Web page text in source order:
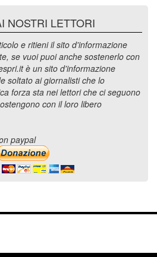
NOSTRI LETTORI
e ritieni il sito d'informazione
se vuoi puoi anche sostenerlo con
è un sito d'informazione
soltato ai giornalisti che lo
forza sta nei lettori che ci seguono
con il loro libero
paypal